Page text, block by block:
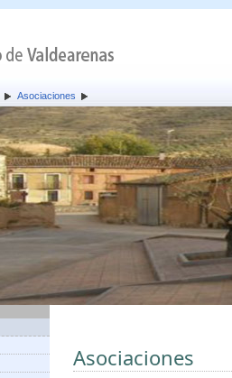
Asociaciones
Asociaciones